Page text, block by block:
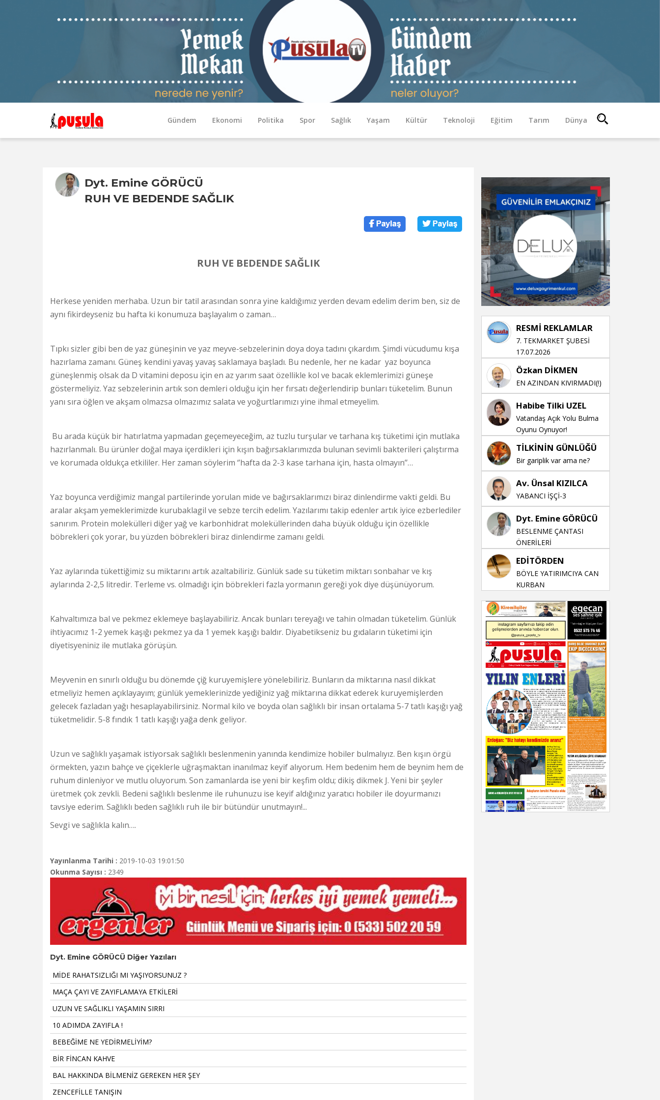
Gündem Ekonomi Politika Spor Sağlık Yaşam Kültür Teknoloji Eğitim Tarım Dünya
Dyt. Emine GÖRÜCÜ
RUH VE BEDENDE SAĞLIK
RUH VE BEDENDE SAĞLIK
Herkese yeniden merhaba. Uzun bir tatil arasından sonra yine kaldığımız yerden devam edelim derim ben, siz de
aynı fikirdeyseniz bu hafta ki konumuza başlayalım o zaman…
Tıpkı sizler gibi ben de yaz güneşinin ve yaz meyve-sebzelerinin doya doya tadını çıkardım. Şimdi vücudumu kışa
hazırlama zamanı. Güneş kendini yavaş yavaş saklamaya başladı. Bu nedenle, her ne kadar yaz boyunca
güneşlenmiş olsak da D vitamini deposu için en az yarım saat özellikle kol ve bacak eklemlerimizi güneşe
göstermeliyiz. Yaz sebzelerinin artık son demleri olduğu için her fırsatı değerlendirip bunları tüketelim. Bunun
yanı sıra öğlen ve akşam olmazsa olmazımız salata ve yoğurtlarımızı yine ihmal etmeyelim.
Bu arada küçük bir hatırlatma yapmadan geçemeyeceğim, az tuzlu turşular ve tarhana kış tüketimi için mutlaka
hazırlanmalı. Bu ürünler doğal maya içerdikleri için kışın bağırsaklarımızda bulunan sevimli bakterileri çalıştırma
ve korumada oldukça etkililer. Her zaman söylerim ‘’hafta da 2-3 kase tarhana için, hasta olmayın’’…
Yaz boyunca verdiğimiz mangal partilerinde yorulan mide ve bağırsaklarımızı biraz dinlendirme vakti geldi. Bu
aralar akşam yemeklerimizde kurubaklagil ve sebze tercih edelim. Yazılarımı takip edenler artık iyice ezberlediler
sanırım. Protein molekülleri diğer yağ ve karbonhidrat moleküllerinden daha büyük olduğu için özellikle
böbrekleri çok yorar, bu yüzden böbrekleri biraz dinlendirme zamanı geldi.
Yaz aylarında tükettiğimiz su miktarını artık azaltabiliriz. Günlük sade su tüketim miktarı sonbahar ve kış
aylarında 2-2,5 litredir. Terleme vs. olmadığı için böbrekleri fazla yormanın gereği yok diye düşünüyorum.
Kahvaltımıza bal ve pekmez eklemeye başlayabiliriz. Ancak bunları tereyağı ve tahin olmadan tüketelim. Günlük
ihtiyacımız 1-2 yemek kaşığı pekmez ya da 1 yemek kaşığı baldır. Diyabetikseniz bu gıdaların tüketimi için
diyetisyeniniz ile mutlaka görüşün.
Meyvenin en sınırlı olduğu bu dönemde çiğ kuruyemişlere yönelebiliriz. Bunların da miktarına nasıl dikkat
etmeliyiz hemen açıklayayım; günlük yemeklerinizde yediğiniz yağ miktarına dikkat ederek kuruyemişlerden
gelecek fazladan yağı hesaplayabilirsiniz. Normal kilo ve boyda olan sağlıklı bir insan ortalama 5-7 tatlı kaşığı yağ
tüketmelidir. 5-8 fındık 1 tatlı kaşığı yağa denk geliyor.
Uzun ve sağlıklı yaşamak istiyorsak sağlıklı beslenmenin yanında kendimize hobiler bulmalıyız. Ben kışın örgü
örmekten, yazın bahçe ve çiçeklerle uğraşmaktan inanılmaz keyif alıyorum. Hem bedenim hem de beynim hem de
ruhum dinleniyor ve mutlu oluyorum. Son zamanlarda ise yeni bir keşfim oldu; dikiş dikmek J. Yeni bir şeyler
üretmek çok zevkli. Bedeni sağlıklı beslenme ile ruhunuzu ise keyif aldığınız yaratıcı hobiler ile doyurmanızı
tavsiye ederim. Sağlıklı beden sağlıklı ruh ile bir bütündür unutmayın!...
Sevgi ve sağlıkla kalın….
Yayınlanma Tarihi : 2019-10-03 19:01:50
Okunma Sayısı : 2349
Dyt. Emine GÖRÜCÜ Diğer Yazıları
MİDE RAHATSIZLIĞI MI YAŞIYORSUNUZ ?
MAÇA ÇAYI VE ZAYIFLAMAYA ETKİLERİ
UZUN VE SAĞLIKLI YAŞAMIN SIRRI
10 ADIMDA ZAYIFLA !
BEBEĞİME NE YEDİRMELİYİM?
BİR FİNCAN KAHVE
BAL HAKKINDA BİLMENİZ GEREKEN HER ŞEY
ZENCEFİLLE TANIŞIN
RESMİ REKLAMLAR
7. TEKMARKET ŞUBESİ
17.07.2026
Özkan DİKMEN
EN AZINDAN KIVIRMADI(!)
Habibe Tilki UZEL
Vatandaş Açık Yolu Bulma
Oyunu Oynuyor!
TİLKİNİN GÜNLÜĞÜ
Bir gariplik var ama ne?
Av. Ünsal KIZILCA
YABANCI İŞÇİ-3
Dyt. Emine GÖRÜCÜ
BESLENME ÇANTASI
ÖNERİLERİ
EDİTÖRDEN
BÖYLE YATIRIMCIYA CAN
KURBAN